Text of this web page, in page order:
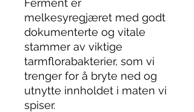
Ferment er
melkesyregjæret med godt
dokumenterte og vitale
stammer av viktige
tarmflorabakterier, som vi
trenger for å bryte ned og
utnytte innholdet i maten vi
spiser.